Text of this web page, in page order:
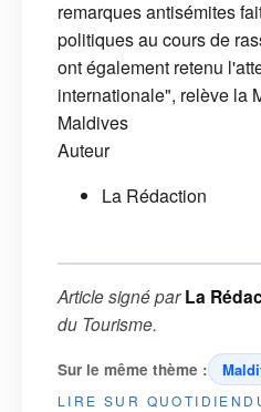
remarques antisémites
politiques au cours de
ont également retenu
internationale", relève la
Maldives
Auteur
La Rédaction
Article signé parLa
du Tourisme.
Sur le même thème :
LIRE SUR